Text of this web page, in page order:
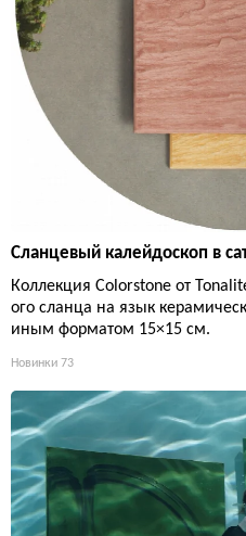
Сланцевый калейдоскоп в
Коллекция Colorstone от
ого сланца на язык
иным форматом 15×15 см.
Новинки 73